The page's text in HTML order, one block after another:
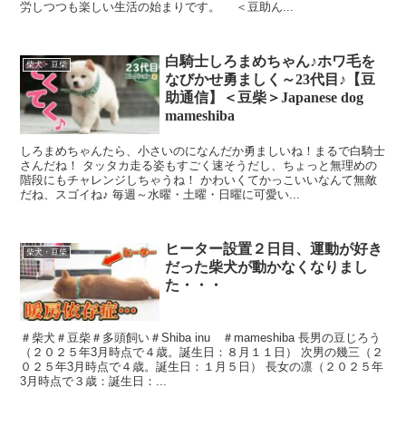
労しつつも楽しい生活の始まりです。 ＜豆助ん...
柴犬・豆柴
白騎士しろまめちゃん♪ホワ毛を
なびかせ勇ましく～23代目♪【豆
助通信】＜豆柴＞Japanese dog
mameshiba
しろまめちゃんたら、小さいのになんだか勇ましいね！まるで白騎士
さんだね！ タッタカ走る姿もすごく速そうだし、ちょっと無理めの
階段にもチャレンジしちゃうね！ かわいくてかっこいいなんて無敵
だね、スゴイね♪ 毎週～水曜・土曜・日曜に可愛い...
柴犬・豆柴
ヒーター設置２日目、運動が好き
だった柴犬が動かなくなりまし
た・・・
＃柴犬＃豆柴＃多頭飼い＃Shiba inu ＃mameshiba 長男の豆じろう
（２０２５年3月時点で４歳。誕生日：８月１１日） 次男の幾三（２
０２５年3月時点で４歳。誕生日：１月５日） 長女の凛（２０２５年
3月時点で３歳：誕生日：...